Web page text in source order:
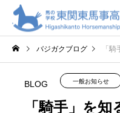
バジガクブログ 「
BLOG 一般お知らせ
「騎手」を知